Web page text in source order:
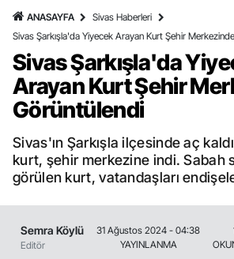
alan tipler yüzünden bu vahşi
masum algısı yapılıyor.iki gün
cinsini bile öldüren bu kopekler
toplanmalı.sokaklar
oldu.korkuyoruz.
ANASAYFA
Sivas Haberleri
Sivas Şarkışla'da Yiyecek Arayan Kurt Şehir
Sivas Şarkışla'da
Arayan Kurt Şehir
Görüntülendi
Sivas'ın Şarkışla ilçesinde aç
kurt, şehir merkezine indi. Sabah
görülen kurt, vatandaşları
Semra Köylü
Editör
31 Ağustos 2024 - 04:38
YAYINLANMA